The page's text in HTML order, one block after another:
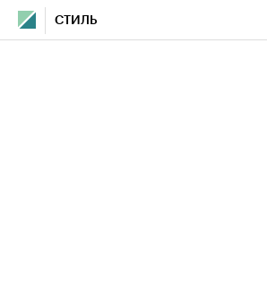
СТИЛЬ